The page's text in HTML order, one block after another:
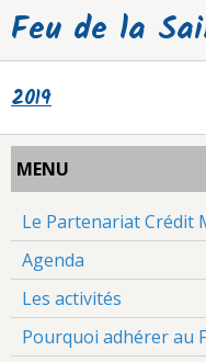
Feu de la
2019
MENU
Le Partenariat Crédit
Agenda
Les activités
Pourquoi adhérer au